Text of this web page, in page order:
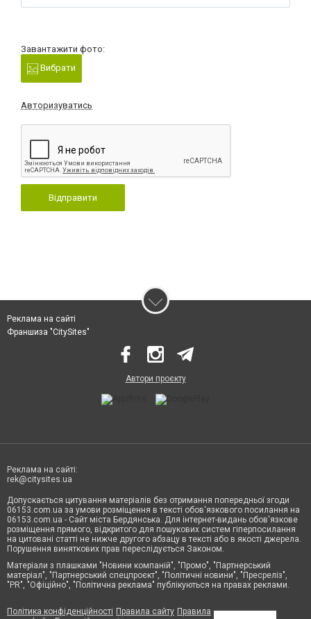
Завантажити фото:
Вибрати
Авторизуватись
Відправити
Реклама на сайті
Франшиза "CitySites"
Автори проєкту
Реклама на сайті:
rek@citysites.ua
Допускається цитування матеріалів без отримання попередньої згоди
06153.com.ua за умови розміщення в тексті обов'язкового посилання на
06153.com.ua - Сайт міста Бердянська. Для інтернет-видань обов'язкове
розміщення прямого, відкритого для пошукових систем гіперпосилання
на цитовані статті не нижче другого абзацу в тексті або в якості джерела.
Порушення виняткових прав переслідується Законом.
Матеріали з плашками "Новини компаній", "Промо", "Партнерський
матеріал", "Партнерський спецпроєкт", "Політичні новини", "Пресреліз",
"PR", "Офіційно", "Політична реклама" публікуються на правах реклами.
Політика конфіденційності Правила сайту Правила